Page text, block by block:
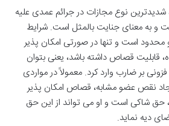
شدیدترین نوع مجازات در جرائم عمدی علیه
به معنای جنایت بالمثل است. شرایط
است و تنها در صورتی امکان پذیر
قابلیت قصاص داشته باشد، یعنی بتوان
بر ضارب وارد کرد. معمولاً در مواردی
نقص عضو مشابه، قصاص امکان پذیر
شاکی است و او می تواند از این حق
دیه نماید.